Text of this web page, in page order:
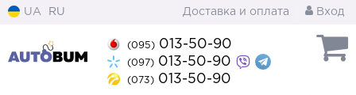
UA RU Доставка и оплата Вход
(095) 013-50-90
(097) 013-50-90
(073) 013-50-90